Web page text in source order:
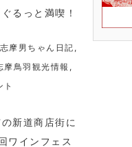
るっと満喫！
志摩男ちゃん日記 ,
摩鳥羽観光情報 ,
新道商店街に
ワインフェス